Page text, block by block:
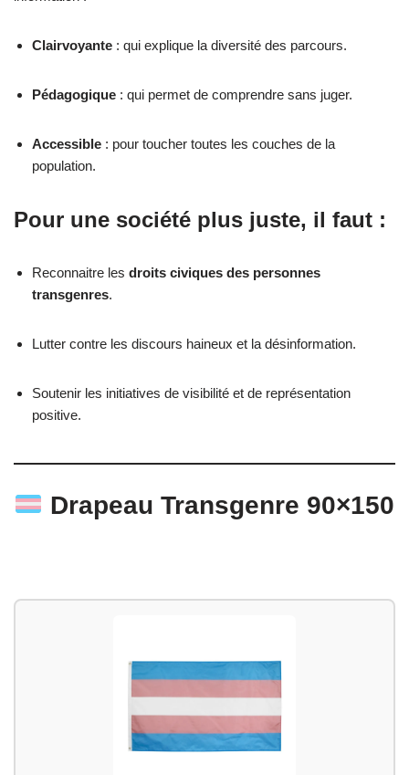
Clairvoyante : qui explique la diversité des parcours.
Pédagogique : qui permet de comprendre sans juger.
Accessible : pour toucher toutes les couches de la
population.
Pour une société plus juste, il faut :
Reconnaitre les droits civiques des personnes
transgenres.
Lutter contre les discours haineux et la désinformation.
Soutenir les initiatives de visibilité et de représentation
positive.
Drapeau Transgenre 90×150